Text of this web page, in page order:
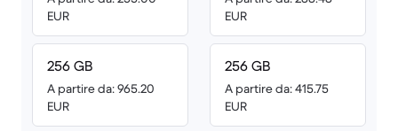
EUR
256 GB
A partire da: 965.20
EUR
EUR
256 GB
A partire da: 415.75
EUR